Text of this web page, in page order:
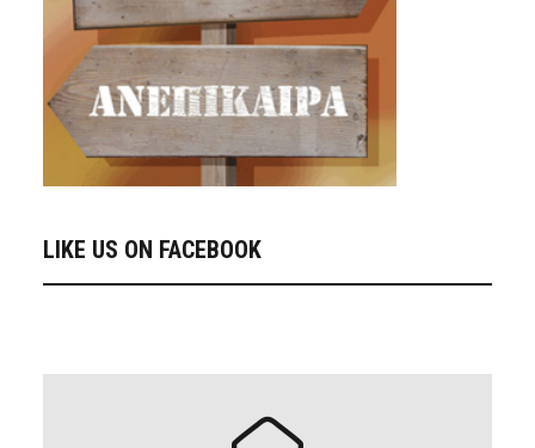
LIKE US ON FACEBOOK